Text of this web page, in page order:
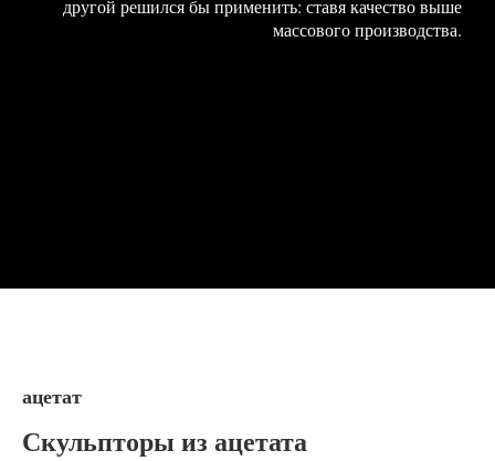
другой решился бы применить: ставя качество выше
массового производства.
ацетат
Скульпторы из ацетата